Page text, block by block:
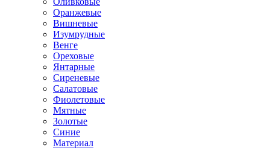
Оранжевые
Вишневые
Изумрудные
Венге
Ореховые
Янтарные
Сиреневые
Салатовые
Фиолетовые
Мятные
Золотые
Синие
Материал